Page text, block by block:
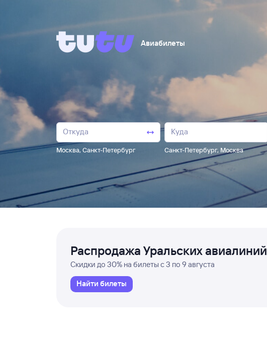
Авиабилеты
Москва, Санкт-Петербург Санкт-Петербург, Москва
Распродажа Уральских авиалиний
Скидки до 30% на билеты с 3 по 9 августа
Найти билеты